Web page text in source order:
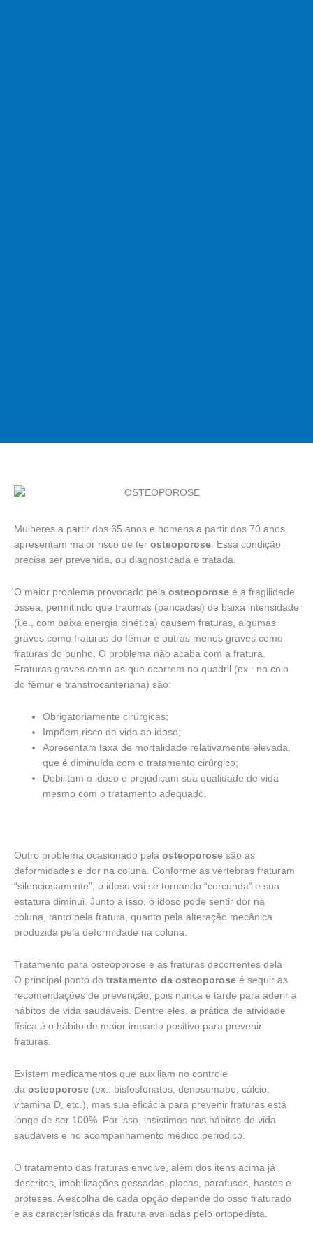
Mulheres a partir dos 65 anos e homens a partir dos 70 anos
apresentam maior risco de ter osteoporose . Essa condição
precisa ser prevenida, ou diagnosticada e tratada.
O maior problema provocado pela osteoporose é a fragilidade
óssea, permitindo que traumas (pancadas) de baixa intensidade
(i.e., com baixa energia cinética) causem fraturas, algumas
graves como fraturas do fêmur e outras menos graves como
fraturas do punho. O problema não acaba com a fratura.
Fraturas graves como as que ocorrem no quadril (ex.: no colo
do fêmur e transtrocanteriana) são:
Obrigatoriamente cirúrgicas;
Impõem risco de vida ao idoso;
Apresentam taxa de mortalidade relativamente elevada,
que é diminuída com o tratamento cirúrgico;
Debilitam o idoso e prejudicam sua qualidade de vida
mesmo com o tratamento adequado.
Outro problema ocasionado pela osteoporose são as
deformidades e dor na coluna. Conforme as vértebras fraturam
“silenciosamente”, o idoso vai se tornando “corcunda” e sua
estatura diminui. Junto a isso, o idoso pode sentir dor na
coluna, tanto pela fratura, quanto pela alteração mecânica
produzida pela deformidade na coluna.
Tratamento para osteoporose e as fraturas decorrentes dela
O principal ponto do tratamento da osteoporose é seguir as
recomendações de prevenção, pois nunca é tarde para aderir a
hábitos de vida saudáveis. Dentre eles, a prática de atividade
física é o hábito de maior impacto positivo para prevenir
fraturas.
Existem medicamentos que auxiliam no controle
da osteoporose (ex.: bisfosfonatos, denosumabe, cálcio,
vitamina D, etc.), mas sua eficácia para prevenir fraturas está
longe de ser 100%. Por isso, insistimos nos hábitos de vida
saudáveis e no acompanhamento médico periódico.
O tratamento das fraturas envolve, além dos itens acima já
descritos, imobilizações gessadas, placas, parafusos, hastes e
próteses. A escolha de cada opção depende do osso fraturado
e as características da fratura avaliadas pelo ortopedista.